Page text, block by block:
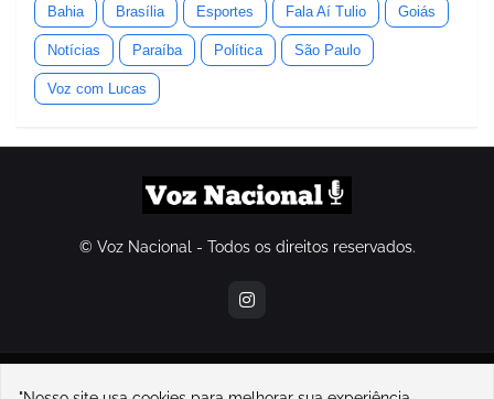
Bahia Brasília Esportes Fala Aí Tulio Goiás
Notícias Paraíba Política São Paulo
Voz com Lucas
© Voz Nacional - Todos os direitos reservados.
contatovoznacional@gmail.com